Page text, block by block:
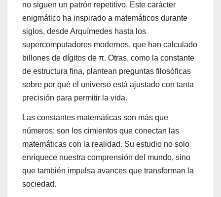
no siguen un patrón repetitivo. Este carácter
enigmático ha inspirado a matemáticos durante
siglos, desde Arquímedes hasta los
supercomputadores modernos, que han calculado
billones de dígitos de π. Otras, como la constante
de estructura fina, plantean preguntas filosóficas
sobre por qué el universo está ajustado con tanta
precisión para permitir la vida.
Las constantes matemáticas son más que
números; son los cimientos que conectan las
matemáticas con la realidad. Su estudio no solo
enriquece nuestra comprensión del mundo, sino
que también impulsa avances que transforman la
sociedad.